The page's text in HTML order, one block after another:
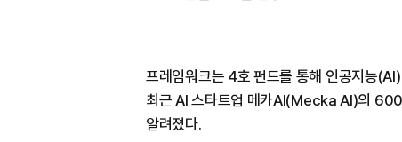
프레임워크는 4호 펀드를 통해 인공지능
최근 AI 스타트업 메카AI(Mecka AI)의
알려졌다.